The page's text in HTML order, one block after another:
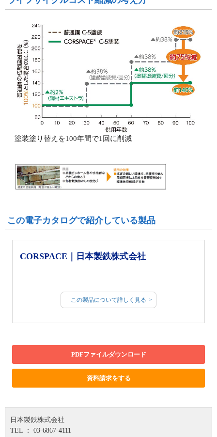
塗装塗り替えを100年間で1回に削減
この電子カタログで紹介している製品
CORSPACE｜日本製鉄株式会社
この製品について詳しく見る
PDFファイルダウンロード
資料請求をする
日本製鉄株式会社
TEL ： 03-6867-4111